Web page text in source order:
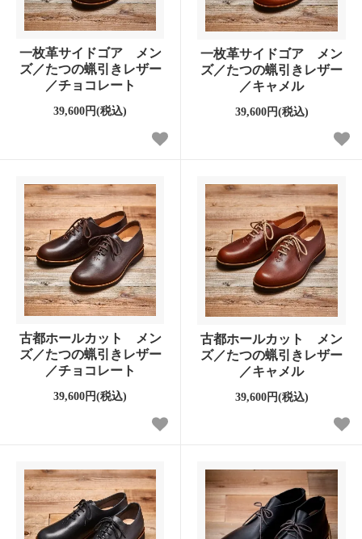
一枚革サイドゴア メン
ズ／たつの蝋引きレザー
／チョコレート
39,600円(税込)
一枚革サイドゴア メン
ズ／たつの蝋引きレザー
／キャメル
39,600円(税込)
古都ホールカット メン
ズ／たつの蝋引きレザー
／チョコレート
39,600円(税込)
古都ホールカット メン
ズ／たつの蝋引きレザー
／キャメル
39,600円(税込)